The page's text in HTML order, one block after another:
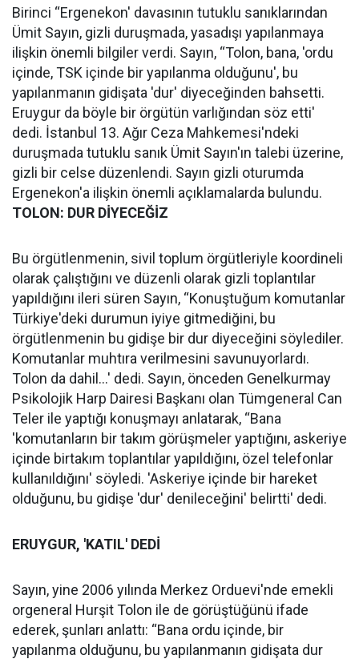
Birinci “Ergenekon' davasının tutuklu sanıklarından
Ümit Sayın, gizli duruşmada, yasadışı yapılanmaya
ilişkin önemli bilgiler verdi. Sayın, “Tolon, bana, 'ordu
içinde, TSK içinde bir yapılanma olduğunu', bu
yapılanmanın gidişata 'dur' diyeceğinden bahsetti.
Eruygur da böyle bir örgütün varlığından söz etti'
dedi. İstanbul 13. Ağır Ceza Mahkemesi'ndeki
duruşmada tutuklu sanık Ümit Sayın'ın talebi üzerine,
gizli bir celse düzenlendi. Sayın gizli oturumda
Ergenekon'a ilişkin önemli açıklamalarda bulundu.
TOLON: DUR DİYECEĞİZ
Bu örgütlenmenin, sivil toplum örgütleriyle koordineli
olarak çalıştığını ve düzenli olarak gizli toplantılar
yapıldığını ileri süren Sayın, “Konuştuğum komutanlar
Türkiye'deki durumun iyiye gitmediğini, bu
örgütlenmenin bu gidişe bir dur diyeceğini söylediler.
Komutanlar muhtıra verilmesini savunuyorlardı.
Tolon da dahil...' dedi. Sayın, önceden Genelkurmay
Psikolojik Harp Dairesi Başkanı olan Tümgeneral Can
Teler ile yaptığı konuşmayı anlatarak, “Bana
'komutanların bir takım görüşmeler yaptığını, askeriye
içinde birtakım toplantılar yapıldığını, özel telefonlar
kullanıldığını' söyledi. 'Askeriye içinde bir hareket
olduğunu, bu gidişe 'dur' denileceğini' belirtti' dedi.
ERUYGUR, 'KATIL' DEDİ
Sayın, yine 2006 yılında Merkez Orduevi'nde emekli
orgeneral Hurşit Tolon ile de görüştüğünü ifade
ederek, şunları anlattı: “Bana ordu içinde, bir
yapılanma olduğunu, bu yapılanmanın gidişata dur